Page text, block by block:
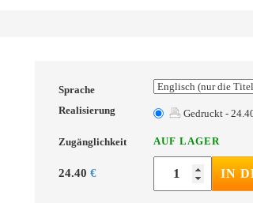
Sprache
Realisierung
Gedruckt -
Zugänglichkeit AUF LAGER
24.40 € IN